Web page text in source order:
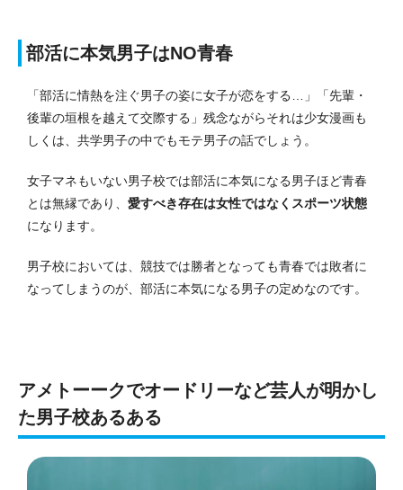
部活に本気男子はNO青春
「部活に情熱を注ぐ男子の姿に女子が恋をする…」「先輩・
後輩の垣根を越えて交際する」残念ながらそれは少女漫画も
しくは、共学男子の中でもモテ男子の話でしょう。
女子マネもいない男子校では部活に本気になる男子ほど青春
とは無縁であり、 愛すべき存在は女性ではなくスポーツ状態
になります。
男子校においては、競技では勝者となっても青春では敗者に
なってしまうのが、部活に本気になる男子の定めなのです。
アメトーークでオードリーなど芸人が明かし
た男子校あるある